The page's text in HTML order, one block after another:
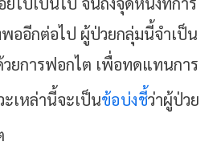
ออีกต่อไป ผู้ป่วยกลุ่มนี้จำเป็น
วยการฟอกไต เพื่อทดแทนการ
ะเหล่านี้จะเป็นข้อบ่งชี้ว่าผู้ป่วย